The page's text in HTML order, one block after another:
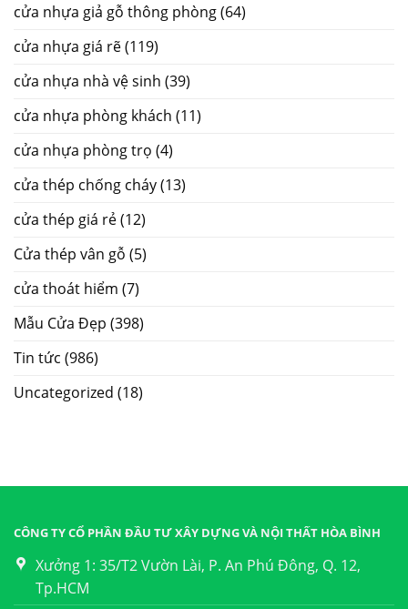
cửa nhựa giả gỗ thông phòng(64)
cửa nhựa giá rẽ(119)
cửa nhựa nhà vệ sinh (39)
cửa nhựa phòng khách (11)
cửa nhựa phòng trọ (4)
cửa thép chống cháy(13)
cửa thép giá rẻ(12)
Cửa thép vân gỗ (5)
cửa thoát hiểm (7)
Mẫu Cửa Đẹp (398)
Tin tức (986)
Uncategorized (18)
CÔNG TY CỔ PHẦN ĐẦU TƯ XÂY DỰNG VÀ NỘI THẤT HÒA BÌNH
Xưởng 1: 35/T2 Vườn Lài, P. An Phú Đông, Q. 12,
Tp.HCM